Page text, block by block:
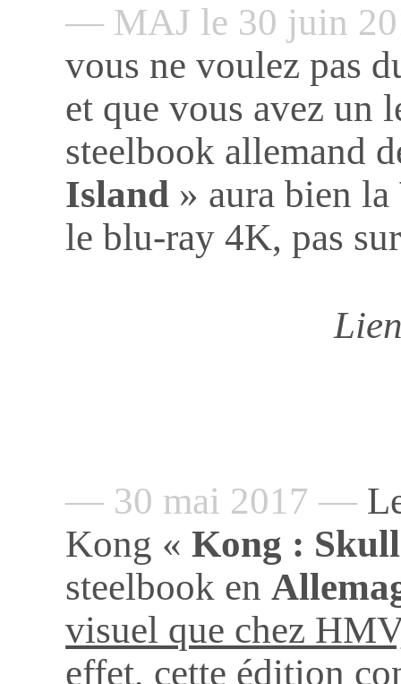
— MAJ le 30 juin
vous ne voulez pas
et que vous avez un
steelbook allemand
Island » aura bien la
le blu-ray 4K, pas
— 30 mai 2017 —
Kong «Kong :
steelbook en
visuel que chez
effet, cette édition